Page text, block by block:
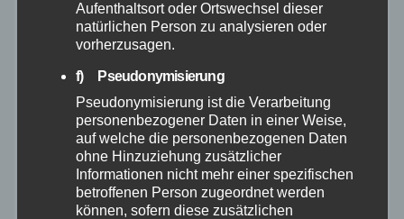
Mayen-Koblenz
Polizei
Rettungsdienst
Rhein-Lahn
Aufenthaltsort oder Ortswechsel dieser
natürlichen Person zu analysieren oder
vorherzusagen.
f) Pseudonymisierung
Pseudonymisierung ist die Verarbeitung
personenbezogener Daten in einer Weise,
auf welche die personenbezogenen Daten
ohne Hinzuziehung zusätzlicher
Informationen nicht mehr einer spezifischen
betroffenen Person zugeordnet werden
können, sofern diese zusätzlichen